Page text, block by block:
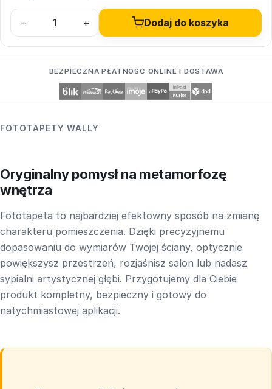
– + Dodaj do koszyka
BEZPIECZNA PŁATNOŚĆ ONLINE I DOSTAWA
FOTOTAPETY WALLY
Oryginalny pomysł na metamorfozę
wnętrza
Fototapeta to najbardziej efektowny sposób na zmianę
charakteru pomieszczenia. Dzięki precyzyjnemu
dopasowaniu do wymiarów Twojej ściany, optycznie
powiększysz przestrzeń, rozjaśnisz salon lub nadasz
sypialni artystycznej głębi. Przygotujemy dla Ciebie
produkt kompletny, bezpieczny i gotowy do
natychmiastowej aplikacji.